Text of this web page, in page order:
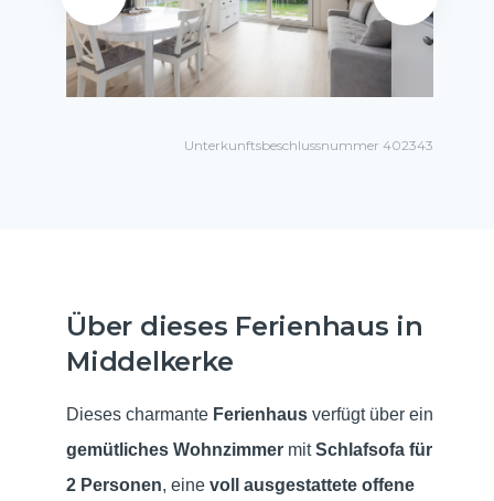
Unterkunftsbeschlussnummer 402343
Über dieses Ferienhaus in
Middelkerke
Dieses charmante Ferienhaus verfügt über ein
gemütliches Wohnzimmer mitSchlafsofa für
2 Personen, eine voll ausgestattete offene